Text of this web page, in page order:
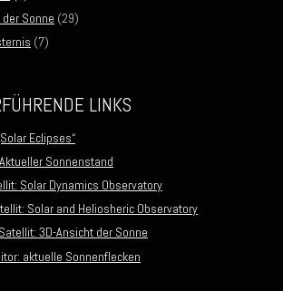
Sonne (29)
(7)
LINKS
Eclipses“
Sonnenstand
Solar Dynamics Observatory
Solar and Heliosheric Observatory
3D-Ansicht der Sonne
aktuelle Sonnenflecken